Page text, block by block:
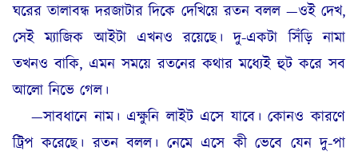
ঘরের তালাবন্ধ দরজাটার দিকে দেখিয়ে রতন বলল —ওই দেখ,
সেই ম্যাজিক আইটা এখনও রয়েছে। দু-একটা সিঁড়ি নামা
তখনও বাকি, এমন সময়ে রতনের কথার মধ্যেই হুট করে সব
আলো নিভে গেল।
—সাবধানে নাম। এক্ষুনি লাইট এসে যাবে। কোনও কারণে
ট্রিপ করেছে। রতন বলল। নেমে এসে কী ভেবে যেন দু-পা